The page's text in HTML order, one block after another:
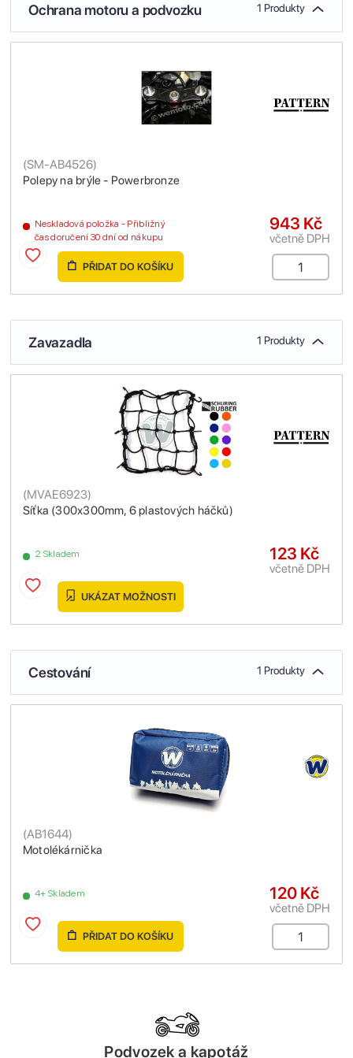
Ochrana motoru a podvozku 1 Produkty
Polepy na brýle - Powerbronze
(SM-AB4526)
Neskladová položka - Přibližný
čas doručení 30 dní od nákupu
943 Kč
včetně DPH
PŘIDAT DO KOŠÍKU
Zavazadla 1 Produkty
Síťka (300x300mm, 6 plastových háčků)
(MVAE6923)
2 Skladem 123 Kč
včetně DPH
UKÁZAT MOŽNOSTI
Cestování 1 Produkty
Motolékárnička
(AB1644)
4+ Skladem 120 Kč
včetně DPH
PŘIDAT DO KOŠÍKU
Podvozek a kapotáž